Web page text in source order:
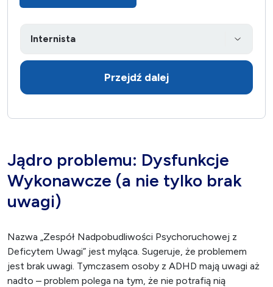
Przejdź dalej
Jądro problemu: Dysfunkcje
Wykonawcze (a nie tylko brak
uwagi)
Nazwa „Zespół Nadpobudliwości Psychoruchowej z
Deficytem Uwagi” jest myląca. Sugeruje, że problemem
jest brak uwagi. Tymczasem osoby z ADHD mają uwagi aż
nadto – problem polega na tym, że nie potrafią nią